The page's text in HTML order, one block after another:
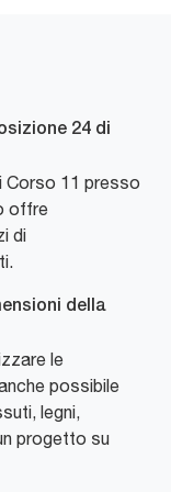
24 di
Corso 11 presso
offre
di
della
le
possibile
legni,
progetto su